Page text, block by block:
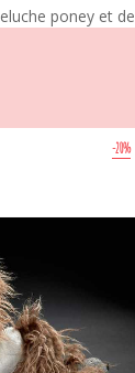
poney et de
-20%